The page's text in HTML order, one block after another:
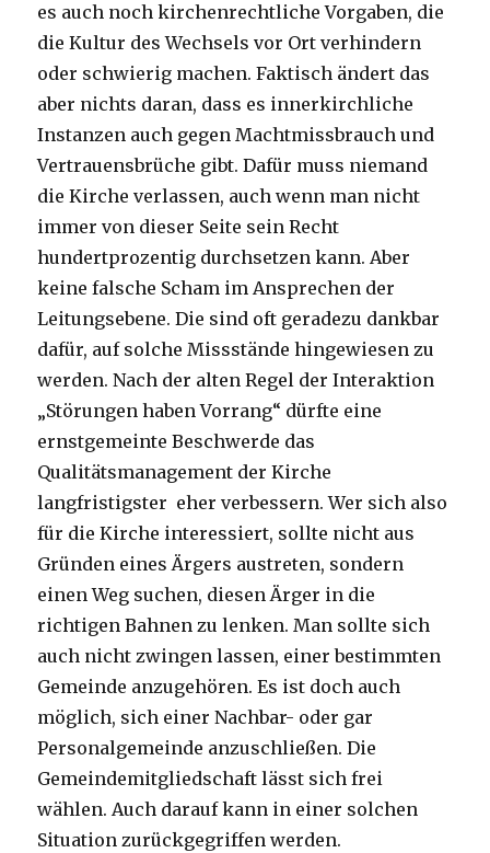
es auch noch kirchenrechtliche Vorgaben, die
die Kultur des Wechsels vor Ort verhindern
oder schwierig machen. Faktisch ändert das
aber nichts daran, dass es innerkirchliche
Instanzen auch gegen Machtmissbrauch und
Vertrauensbrüche gibt. Dafür muss niemand
die Kirche verlassen, auch wenn man nicht
immer von dieser Seite sein Recht
hundertprozentig durchsetzen kann. Aber
keine falsche Scham im Ansprechen der
Leitungsebene. Die sind oft geradezu dankbar
dafür, auf solche Missstände hingewiesen zu
werden. Nach der alten Regel der Interaktion
„Störungen haben Vorrang“ dürfte eine
ernstgemeinte Beschwerde das
Qualitätsmanagement der Kirche
langfristigster eher verbessern. Wer sich also
für die Kirche interessiert, sollte nicht aus
Gründen eines Ärgers austreten, sondern
einen Weg suchen, diesen Ärger in die
richtigen Bahnen zu lenken. Man sollte sich
auch nicht zwingen lassen, einer bestimmten
Gemeinde anzugehören. Es ist doch auch
möglich, sich einer Nachbar- oder gar
Personalgemeinde anzuschließen. Die
Gemeindemitgliedschaft lässt sich frei
wählen. Auch darauf kann in einer solchen
Situation zurückgegriffen werden.